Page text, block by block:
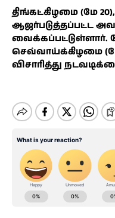
திங்கட்கிழமை (மே
ஆஜர்படுத்தப்பட்ட
செவ்வாய்க்கிழமை (மே
விசாரித்து